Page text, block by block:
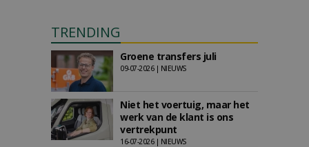
TRENDING
Groene transfers juli
09-07-2026 | NIEUWS
Niet het voertuig, maar het
werk van de klant is ons
vertrekpunt
16-07-2026 | NIEUWS